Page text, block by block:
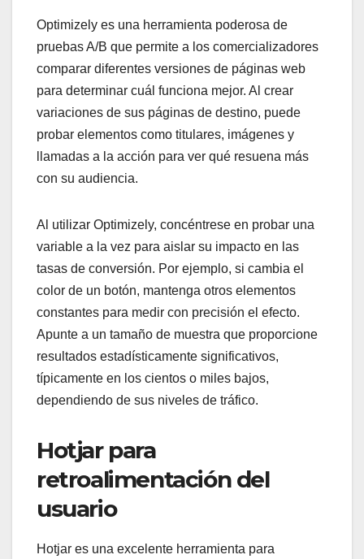
Optimizely es una herramienta poderosa de
pruebas A/B que permite a los comercializadores
comparar diferentes versiones de páginas web
para determinar cuál funciona mejor. Al crear
variaciones de sus páginas de destino, puede
probar elementos como titulares, imágenes y
llamadas a la acción para ver qué resuena más
con su audiencia.
Al utilizar Optimizely, concéntrese en probar una
variable a la vez para aislar su impacto en las
tasas de conversión. Por ejemplo, si cambia el
color de un botón, mantenga otros elementos
constantes para medir con precisión el efecto.
Apunte a un tamaño de muestra que proporcione
resultados estadísticamente significativos,
típicamente en los cientos o miles bajos,
dependiendo de sus niveles de tráfico.
Hotjar para
retroalimentación del
usuario
Hotjar es una excelente herramienta para